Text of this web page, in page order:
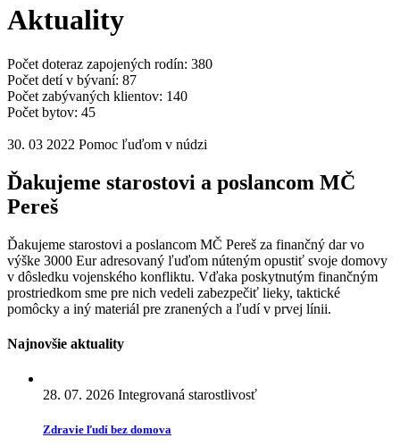
Aktuality
Počet doteraz zapojených rodín: 380
Počet detí v bývaní: 87
Počet zabývaných klientov: 140
Počet bytov: 45
30. 03 2022 Pomoc ľuďom v núdzi
Ďakujeme starostovi a poslancom MČ
Pereš
Ďakujeme starostovi a poslancom MČ Pereš za finančný dar vo
výške 3000 Eur adresovaný ľuďom núteným opustiť svoje domovy
v dôsledku vojenského konfliktu. Vďaka poskytnutým finančným
prostriedkom sme pre nich vedeli zabezpečiť lieky, taktické
pomôcky a iný materiál pre zranených a ľudí v prvej línii.
Najnovšie aktuality
28. 07. 2026 Integrovaná starostlivosť
Zdravie ľudí bez domova